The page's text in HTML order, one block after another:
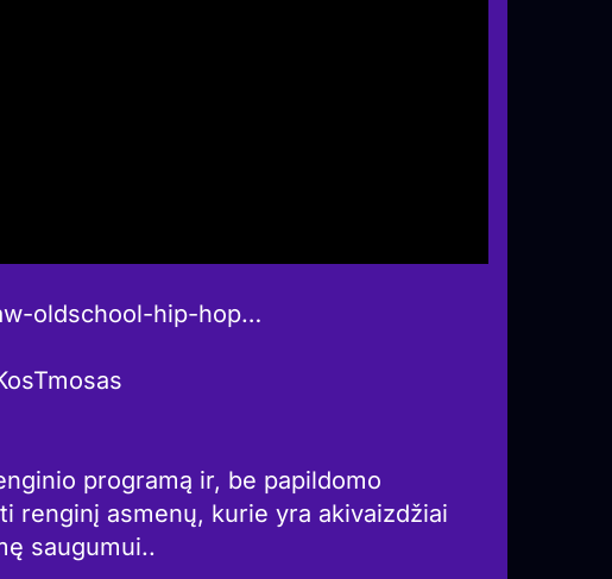
oldschool-hip-hop…
programą ir, be papildomo
renginį asmenų, kurie yra akivaizdžiai
saugumui..